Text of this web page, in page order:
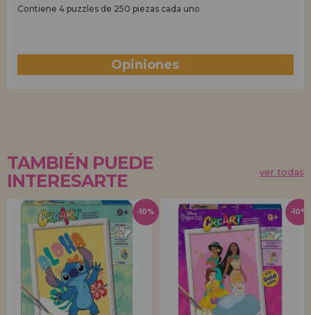
Contiene 4 puzzles de 250 piezas cada uno
Opiniones
TAMBIÉN PUEDE
INTERESARTE
ver todas
-10% -10%